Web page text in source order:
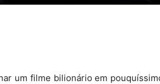
um filme bilionário em